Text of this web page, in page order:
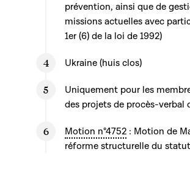
prévention, ainsi que de
missions actuelles avec
1er (6) de la loi de 1992)
Ukraine (huis clos)
Uniquement pour les
des projets de procès-verbal
Motion n°4752 : Motion de
réforme structurelle du